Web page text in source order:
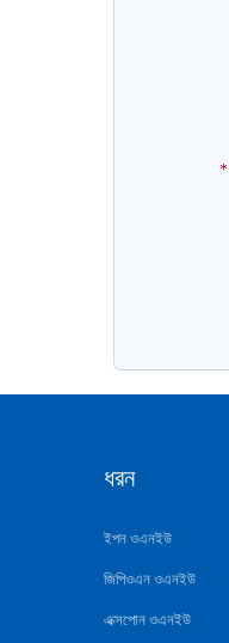
ধরন
ইপন ওএনইউ
জিপিওএন ওএনইউ
এক্সপোন ওএনইউ